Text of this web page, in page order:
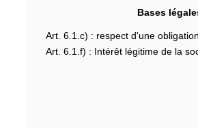
Bases
Art. 6.1.c) : respect d'une
Art. 6.1.f) : Intérêt légitime de la